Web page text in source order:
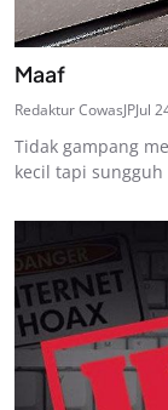
Maaf
Redaktur CowasJPJul
Tidak gampang
kecil tapi sungguh